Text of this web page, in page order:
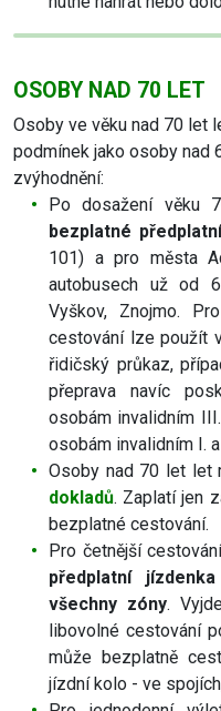
OSOBY NAD 70 LET
Osoby ve věku nad 70 let
podmínek jako osoby nad
zvýhodnění:
Po dosažení věku
bezplatné
101) a pro města
autobusech už od
Vyškov, Znojmo.
cestování lze použít
řidičský průkaz,
přeprava navíc
osobám invalidním
osobám invalidním I.
Osoby nad 70 let let
dokladů. Zaplatí jen
bezplatné cestování.
Pro četnější
předplatní
všechny zóny.
libovolné cestování
může bezplatně
jízdní kolo - ve